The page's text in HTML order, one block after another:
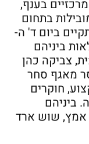
בענף,
בתחום
ביום ד' ה-
ביניהם
צביקה כהן
מאגף סחר
חוקרים
ביניהם
אמץ, שוש ארד